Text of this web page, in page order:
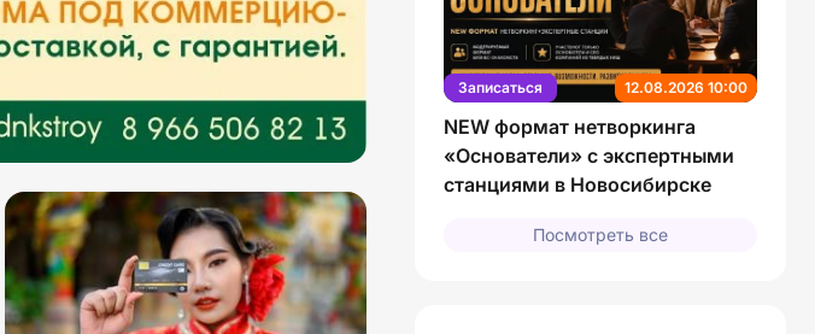
12.08.2026 10:00
Записаться
NEW формат нетворкинга
«Основатели» с экспертными
станциями в Новосибирске
Посмотреть все